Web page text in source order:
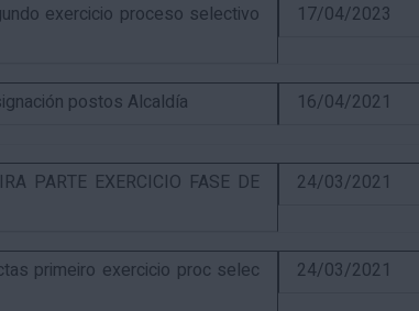
exercicio proceso selectivo
17/04/2023
postos Alcaldía 16/04/2021
PARTE EXERCICIO FASE DE
24/03/2021
primeiro exercicio proc selec
24/03/2021